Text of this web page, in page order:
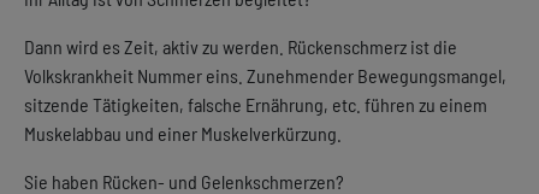
Dann wird es Zeit, aktiv zu werden. Rückenschmerz ist die
Volkskrankheit Nummer eins. Zunehmender Bewegungsmangel,
sitzende Tätigkeiten, falsche Ernährung, etc. führen zu einem
Muskelabbau und einer Muskelverkürzung.
Sie haben Rücken- und Gelenkschmerzen?